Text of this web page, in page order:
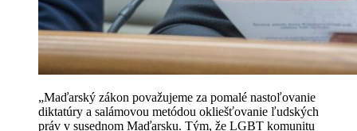
„Maďarský zákon považujeme za pomalé nastoľovanie
diktatúry a salámovou metódou okliešťovanie ľudských
práv v susednom Maďarsku. Tým, že LGBT komunitu